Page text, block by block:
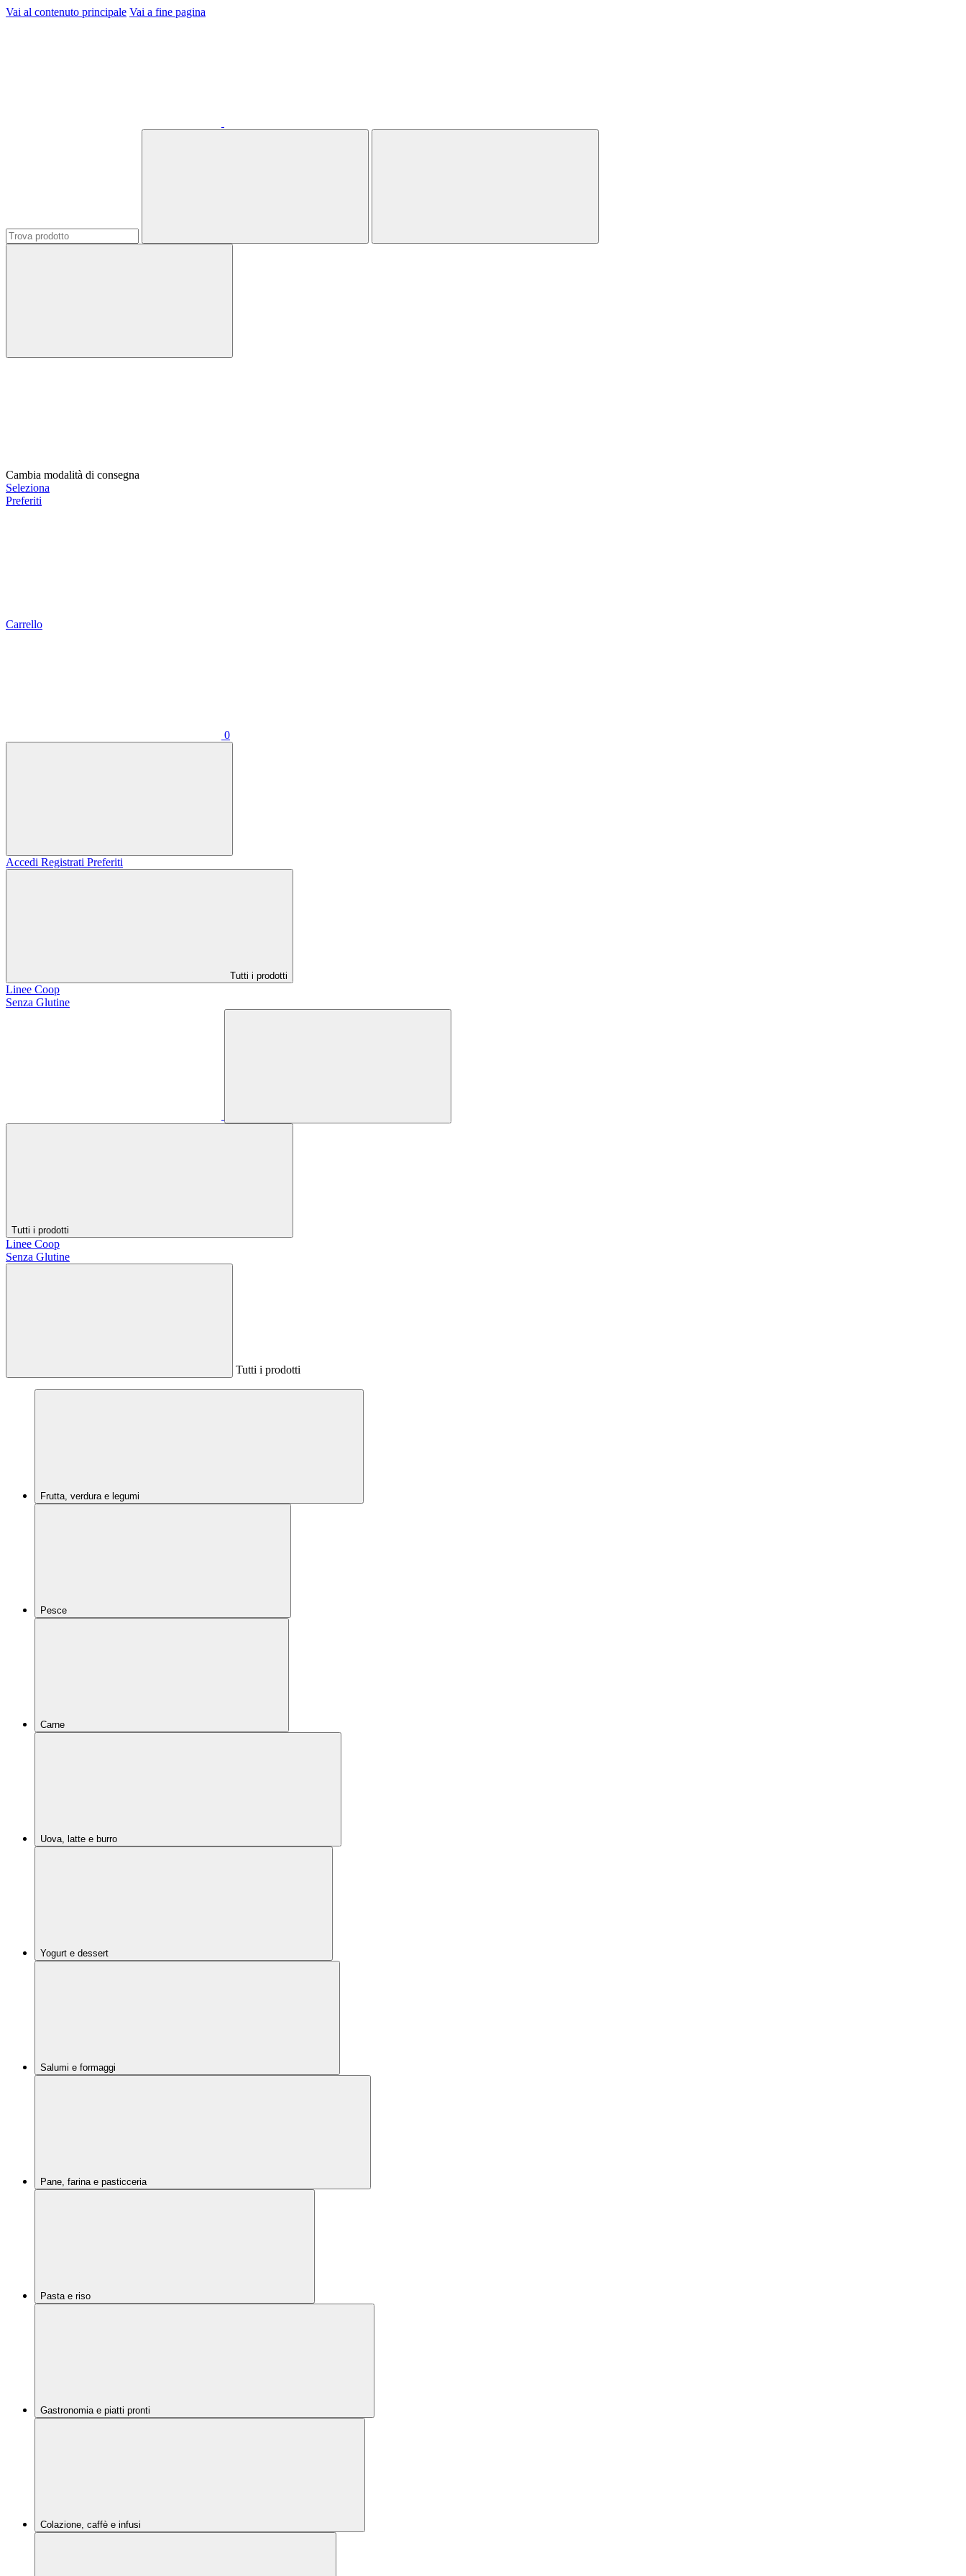
Vai al contenuto principale Vai a fine pagina
Cambia modalità di consegna
Seleziona
Preferiti
Carrello
0
Accedi Registrati Preferiti
Tutti i prodotti
Linee Coop
Senza Glutine
Tutti i prodotti
Linee Coop
Senza Glutine
Tutti i prodotti
Frutta, verdura e legumi
Pesce
Carne
Uova, latte e burro
Yogurt e dessert
Salumi e formaggi
Pane, farina e pasticceria
Pasta e riso
Gastronomia e piatti pronti
Colazione, caffè e infusi